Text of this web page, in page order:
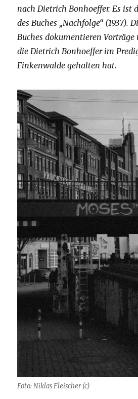
nach Dietrich Bonhoeffer. Es ist
des Buches „Nachfolge“ (1937).
Buches dokumentieren
die Dietrich Bonhoeffer im
Finkenwalde gehalten hat.
Foto: Niklas Fleischer (c)